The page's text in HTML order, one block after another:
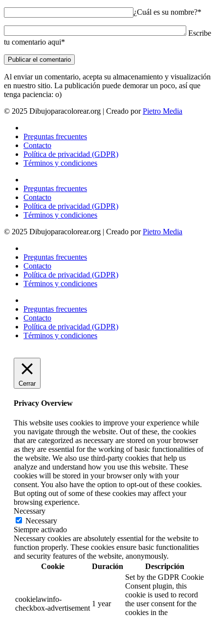
¿Cuál es su nombre?*
Escribe
tu comentario aqui*
Al enviar un comentario, acepta su almacenamiento y visualización
en nuestro sitio. La publicación puede demorar un poco, así que
tenga paciencia: o)
© 2025 Dibujoparacolorear.org | Creado porPietro Media
Preguntas frecuentes
Contacto
Política de privacidad (GDPR)
Términos y condiciones
Preguntas frecuentes
Contacto
Política de privacidad (GDPR)
Términos y condiciones
© 2025 Dibujoparacolorear.org | Creado porPietro Media
Preguntas frecuentes
Contacto
Política de privacidad (GDPR)
Términos y condiciones
Preguntas frecuentes
Contacto
Política de privacidad (GDPR)
Términos y condiciones
Cerrar
Privacy Overview
This website uses cookies to improve your experience while
you navigate through the website. Out of these, the cookies
that are categorized as necessary are stored on your browser
as they are essential for the working of basic functionalities of
the website. We also use third-party cookies that help us
analyze and understand how you use this website. These
cookies will be stored in your browser only with your
consent. You also have the option to opt-out of these cookies.
But opting out of some of these cookies may affect your
browsing experience.
Necessary
Necessary
Siempre activado
Necessary cookies are absolutely essential for the website to
function properly. These cookies ensure basic functionalities
and security features of the website, anonymously.
Cookie
Duración Descripción
cookielawinfo-
checkbox-advertisement
1 year
Set by the GDPR Cookie
Consent plugin, this
cookie is used to record
the user consent for the
cookies in the